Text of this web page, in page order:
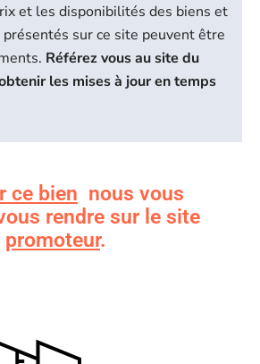
et les disponibilités des biens et
sur ce site peuvent être
Référez vous au site du
les mises à jour en temps
ce bien nous vous
rendre sur le site
promoteur.